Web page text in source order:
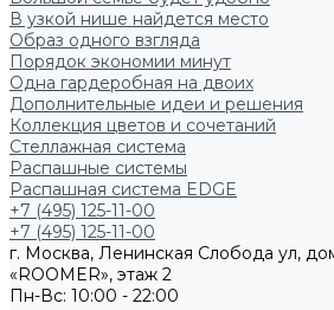
В узкой нише найдется место
Образ одного взгляда
Порядок экономии минут
Одна гардеробная на двоих
Дополнительные идеи и решения
Коллекция цветов и сочетаний
Стеллажная система
Распашные системы
Распашная система EDGE
+7 (495) 125-11-00
+7 (495) 125-11-00
г. Москва, Ленинская Слобода ул,
«ROOMER», этаж 2
Пн-Вс: 10:00 - 22:00